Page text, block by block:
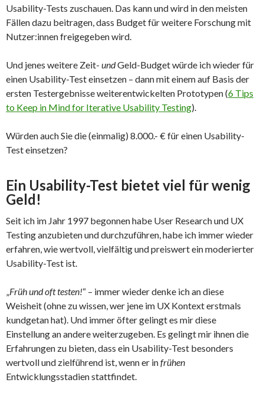
Usability-Tests zuschauen. Das kann und wird in den meisten
Fällen dazu beitragen, dass Budget für weitere Forschung mit
Nutzer:innen freigegeben wird.
Und jenes weitere Zeit- undGeld-Budget würde ich wieder für
einen Usability-Test einsetzen – dann mit einem auf Basis der
ersten Testergebnisse weiterentwickelten Prototypen (6 Tips
to Keep in Mind for Iterative Usability Testing).
Würden auch Sie die (einmalig) 8.000.- € für einen Usability-
Test einsetzen?
Ein Usability-Test bietet viel für wenig
Geld!
Seit ich im Jahr 1997 begonnen habe User Research und UX
Testing anzubieten und durchzuführen, habe ich immer wieder
erfahren, wie wertvoll, vielfältig und preiswert ein moderierter
Usability-Test ist.
„Früh und oft testen!“ – immer wieder denke ich an diese
Weisheit (ohne zu wissen, wer jene im UX Kontext erstmals
kundgetan hat). Und immer öfter gelingt es mir diese
Einstellung an andere weiterzugeben. Es gelingt mir ihnen die
Erfahrungen zu bieten, dass ein Usability-Test besonders
wertvoll und zielführend ist, wenn er infrühen
Entwicklungsstadien stattfindet.